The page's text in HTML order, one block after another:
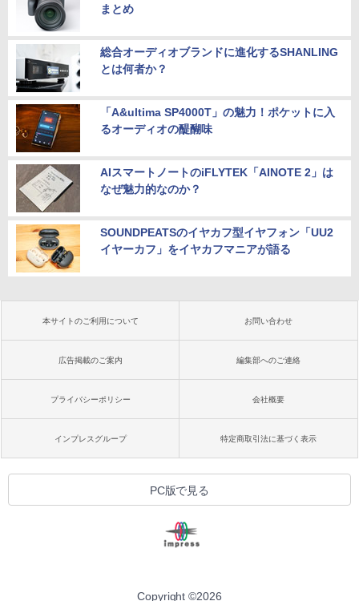
まとめ
総合オーディオブランドに進化するSHANLING
とは何者か？
「A&ultima SP4000T」の魅力！ポケットに入
るオーディオの醍醐味
AIスマートノートのiFLYTEK「AINOTE 2」は
なぜ魅力的なのか？
SOUNDPEATSのイヤカフ型イヤフォン「UU2
イヤーカフ」をイヤカフマニアが語る
本サイトのご利用について お問い合わせ
広告掲載のご案内 編集部へのご連絡
プライバシーポリシー 会社概要
インプレスグループ 特定商取引法に基づく表示
PC版で見る
Copyright ©2026